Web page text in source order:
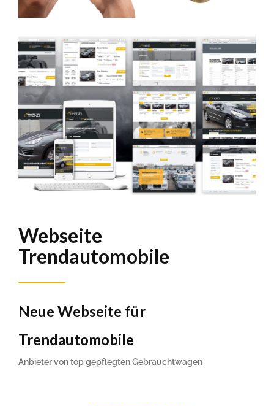
Webseite
Trendautomobile
Neue Webseite für
Trendautomobile
Anbieter von top gepflegten Gebrauchtwagen